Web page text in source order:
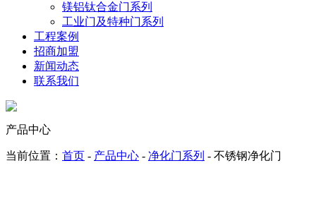
镁铝钛合金门系列
工业门及特种门系列
工程案例
招商加盟
新闻动态
联系我们
产品中心
当前位置： 首页 - 产品中心 - 净化门系列 - 不锈钢净化门